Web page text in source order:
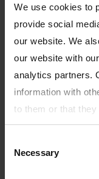
We use cookies to
provide social
our website. We
our website with
analytics partners.
information with
to them or that
the services.
Selection
Necessary
Product name